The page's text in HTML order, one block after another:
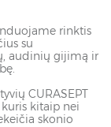
rinktis
su
audinių gijimą ir
CURASEPT
kitaip nei
skonio